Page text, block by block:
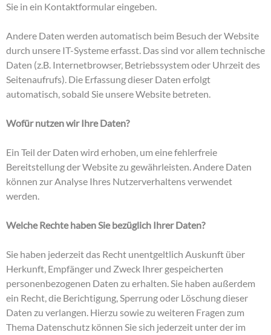
Sie in ein Kontaktformular eingeben.
Andere Daten werden automatisch beim Besuch der Website
durch unsere IT-Systeme erfasst. Das sind vor allem technische
Daten (z.B. Internetbrowser, Betriebssystem oder Uhrzeit des
Seitenaufrufs). Die Erfassung dieser Daten erfolgt
automatisch, sobald Sie unsere Website betreten.
Wofür nutzen wir Ihre Daten?
Ein Teil der Daten wird erhoben, um eine fehlerfreie
Bereitstellung der Website zu gewährleisten. Andere Daten
können zur Analyse Ihres Nutzerverhaltens verwendet
werden.
Welche Rechte haben Sie bezüglich Ihrer Daten?
Sie haben jederzeit das Recht unentgeltlich Auskunft über
Herkunft, Empfänger und Zweck Ihrer gespeicherten
personenbezogenen Daten zu erhalten. Sie haben außerdem
ein Recht, die Berichtigung, Sperrung oder Löschung dieser
Daten zu verlangen. Hierzu sowie zu weiteren Fragen zum
Thema Datenschutz können Sie sich jederzeit unter der im